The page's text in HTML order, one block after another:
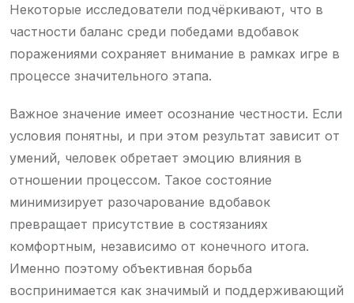
Некоторые исследователи подчёркивают, что в
частности баланс среди победами вдобавок
поражениями сохраняет внимание в рамках игре в
процессе значительного этапа.
Важное значение имеет осознание честности. Если
условия понятны, и при этом результат зависит от
умений, человек обретает эмоцию влияния в
отношении процессом. Такое состояние
минимизирует разочарование вдобавок
превращает присутствие в состязаниях
комфортным, независимо от конечного итога.
Именно поэтому объективная борьба
воспринимается как значимый и поддерживающий